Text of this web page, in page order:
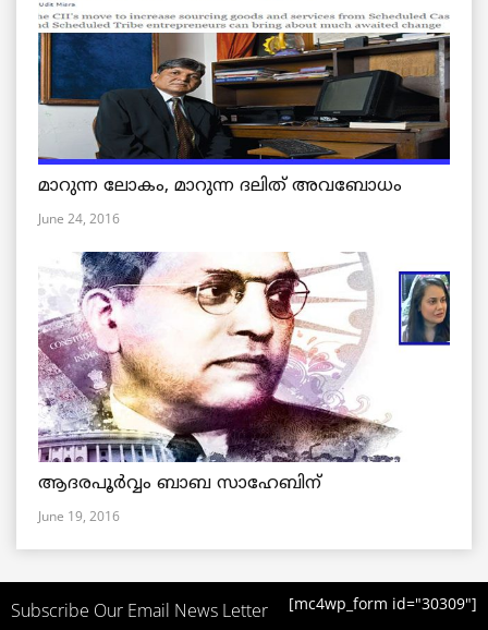
മാറുന്ന ലോകം, മാറുന്ന ദലിത് അവബോധം
June 24, 2016
ആദരപൂര്‍വ്വം ബാബ സാഹേബിന്
June 19, 2016
Subscribe Our Email News Letter [mc4wp_form id="30309"]